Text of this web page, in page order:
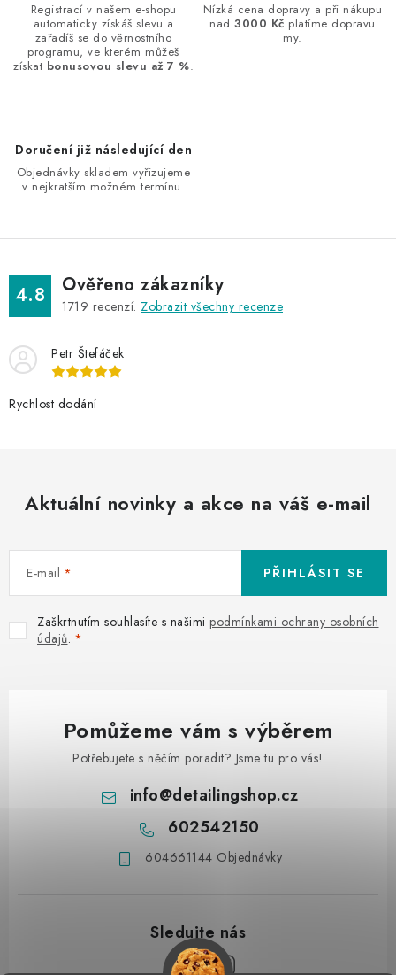
v
Registrací v našem e-shopu
automaticky získáš slevu a
zařadíš se do věrnostního
programu, ve kterém můžeš
získat bonusovou slevu až 7 %.
Nízká cena dopravy a při nákupu
nad3000 Kč platíme dopravu
my.
Doručení již následující den
Objednávky skladem vyřizujeme
v nejkratším možném termínu.
4.8 Ověřeno zákazníky
1719 recenzí. Zobrazit všechny recenze
Petr Štefáček
Rychlost dodání
Aktuální novinky a akce na váš e-mail
E-mail
Zaškrtnutím souhlasíte s našimi podmínkami ochrany osobních
údajů.
PŘIHLÁSIT SE
Pomůžeme vám s výběrem
Potřebujete s něčím poradit? Jsme tu pro vás!
info@detailingshop.cz
602542150
604661144 Objednávky